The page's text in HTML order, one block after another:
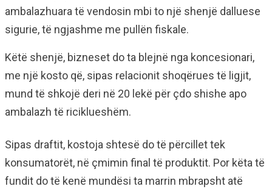
ambalazhuara të vendosin mbi to një shenjë dalluese
sigurie, të ngjashme me pullën fiskale.
Këtë shenjë, bizneset do ta blejnë nga koncesionari,
me një kosto që, sipas relacionit shoqërues të ligjit,
mund të shkojë deri në 20 lekë për çdo shishe apo
ambalazh të riciklueshëm.
Sipas draftit, kostoja shtesë do të përcillet tek
konsumatorët, në çmimin final të produktit. Por këta të
fundit do të kenë mundësi ta marrin mbrapsht atë